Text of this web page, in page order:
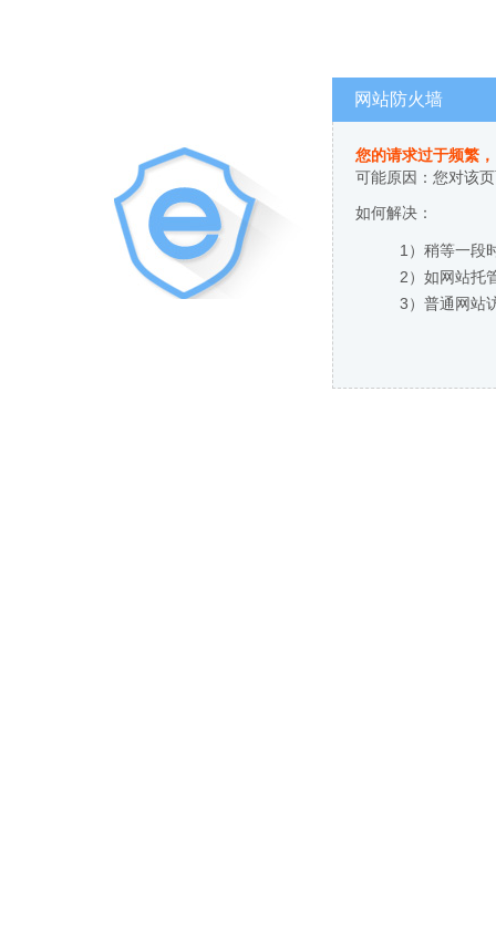
网站防火墙
您的请求过于频繁
可能原因：您对该
如何解决：
1）稍等一段
2）如网站托
3）普通网站